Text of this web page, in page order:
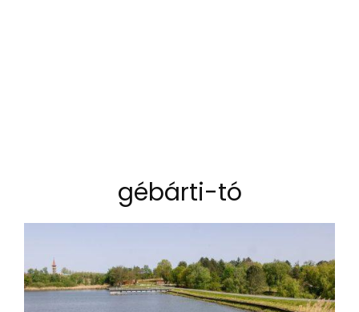
gébárti-tó